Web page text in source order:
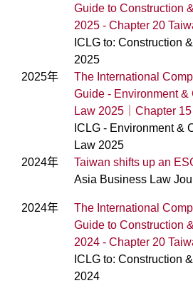
Guide to Construction
2025 - Chapter 20
ICLG to: Construction
2025
2025年
The International
Guide - Environment
Law 2025｜Chapter
ICLG - Environment &
Law 2025
2024年
Taiwan shifts up an
Asia Business Law
2024年
The International
Guide to Construction
2024 - Chapter 20
ICLG to: Construction
2024